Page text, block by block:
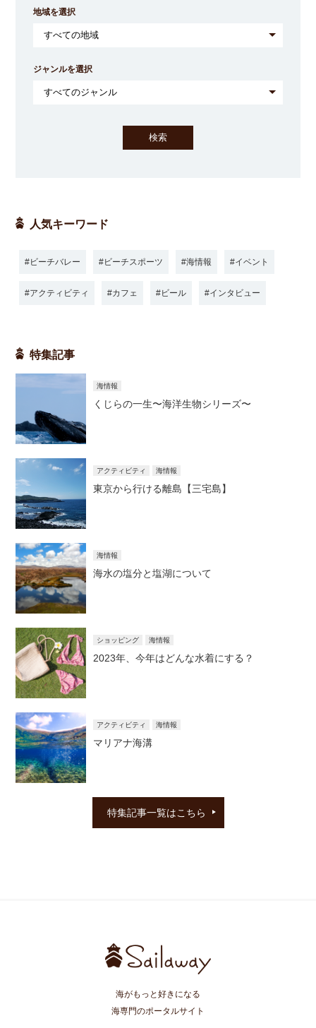
地域を選択
ジャンルを選択
人気キーワード
ビーチバレー ビーチスポーツ 海情報 イベント
アクティビティ カフェ ビール インタビュー
特集記事
海情報
くじらの一生〜海洋生物シリーズ〜
アクティビティ 海情報
東京から行ける離島【三宅島】
海情報
海水の塩分と塩湖について
ショッピング 海情報
2023年、今年はどんな水着にする？
アクティビティ 海情報
マリアナ海溝
特集記事一覧はこちら
海がもっと好きになる
海専門のポータルサイト